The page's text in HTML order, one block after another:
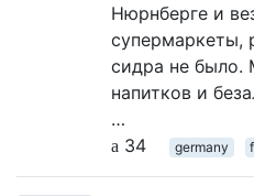
Нюрнберге и
супермаркеты,
сидра не было.
напитков и
…
34
germany